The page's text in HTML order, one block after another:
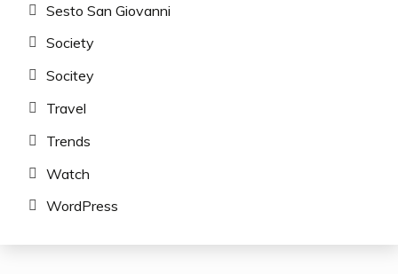
Sesto San Giovanni
Society
Socitey
Travel
Trends
Watch
WordPress